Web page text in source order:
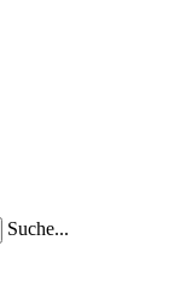
Suche...